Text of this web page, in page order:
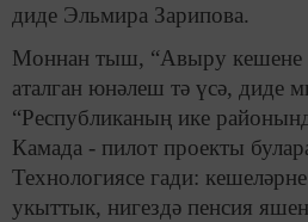
диде Эльмира Зарипова.
Моннан тыш, “Авыру кешене
аталган юнәлеш тә үсә, диде
“Республиканың ике
Камада - пилот проекты
Технологиясе гади:
укыттык, нигездә пенсия